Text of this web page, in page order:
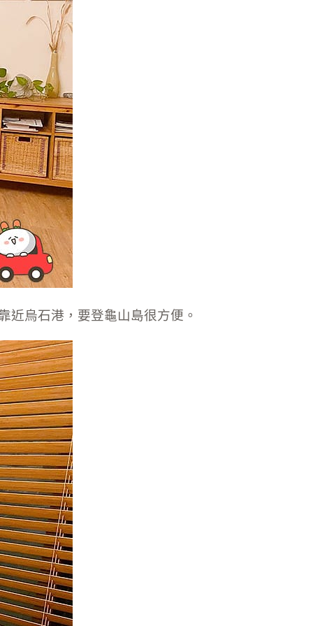
近烏石港，要登龜山島很方便。